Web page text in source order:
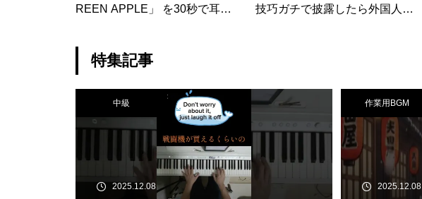
REEN APPLE」 を30秒で耳コ
技巧ガチで披露したら外国人が
特集記事
中級
2025.12.08
作業用BGM
2025.12.08